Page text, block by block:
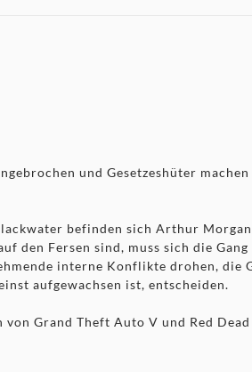
und Gesetzeshüter
befinden sich Arthur
den Fersen sind, muss sich die
interne Konflikte drohen, die
aufgewachsen ist, entscheiden.
Grand Theft Auto V und Red